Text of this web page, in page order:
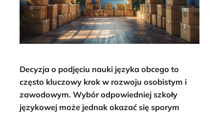
Decyzja o podjęciu nauki języka obcego to
często kluczowy krok w rozwoju osobistym i
zawodowym. Wybór odpowiedniej szkoły
językowej może jednak okazać się sporym